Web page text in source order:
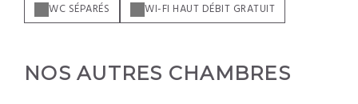
WC SÉPARÉS
WI-FI HAUT DÉBIT GRATUIT
NOS AUTRES CHAMBRES